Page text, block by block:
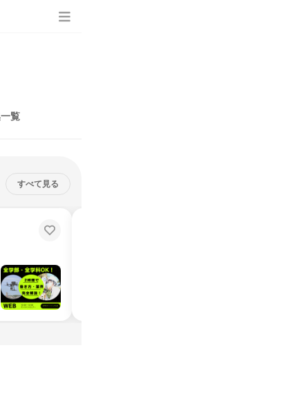
覧
すべて見る